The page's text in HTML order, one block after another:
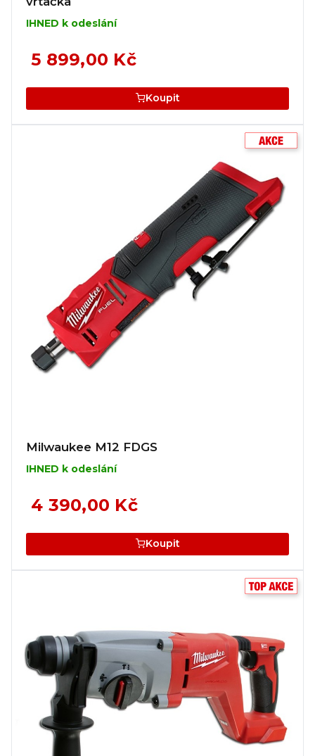
IHNED k odeslání
5 899,00 Kč
Koupit
Milwaukee M12 FDGS
IHNED k odeslání
4 390,00 Kč
Koupit